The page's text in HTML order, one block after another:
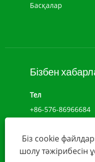
Басқалар
Бізбен
Тел
+86-576-86966684
NO.1039,
ВЕНЛИН,
Біз cookie
шолу тәжірибесін